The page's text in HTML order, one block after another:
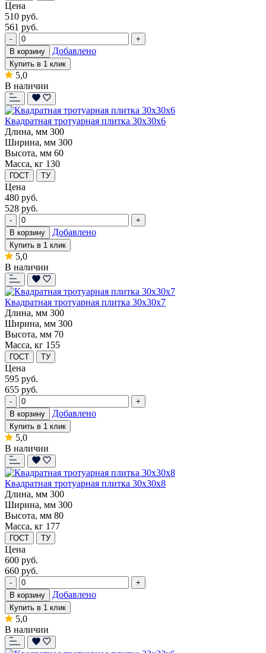
Цена
510 руб.
561 руб.
-
+
В корзину
Добавлено
Купить в 1 клик
5,0
В наличии
Квадратная тротуарная плитка 30x30x6
Длина, мм 300
Ширина, мм 300
Высота, мм 60
Масса, кг 130
ГОСТ ТУ
Цена
480 руб.
528 руб.
-
+
В корзину
Добавлено
Купить в 1 клик
5,0
В наличии
Квадратная тротуарная плитка 30x30x7
Длина, мм 300
Ширина, мм 300
Высота, мм 70
Масса, кг 155
ГОСТ ТУ
Цена
595 руб.
655 руб.
-
+
В корзину
Добавлено
Купить в 1 клик
5,0
В наличии
Квадратная тротуарная плитка 30x30x8
Длина, мм 300
Ширина, мм 300
Высота, мм 80
Масса, кг 177
ГОСТ ТУ
Цена
600 руб.
660 руб.
-
+
В корзину
Добавлено
Купить в 1 клик
5,0
В наличии